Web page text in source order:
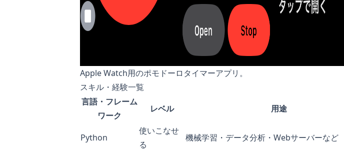
Apple Watch用のポモドーロタイマーアプリ。
スキル・経験一覧
言語・フレーム
ワーク
レベル 用途
Python
使いこなせ
る
機械学習・データ分析・Webサーバーなど